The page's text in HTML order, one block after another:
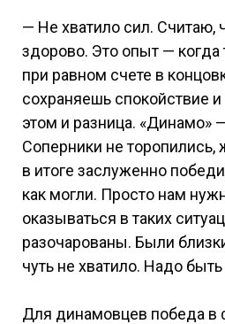
— Не хватило сил. Считаю,
здорово. Это опыт —
при равном счете в
сохраняешь спокойствие
этом и разница. «Динамо»
Соперники не
в итоге заслуженно
как могли. Просто нам
оказываться в таких
разочарованы. Были
чуть не хватило. Надо
Для динамовцев победа в